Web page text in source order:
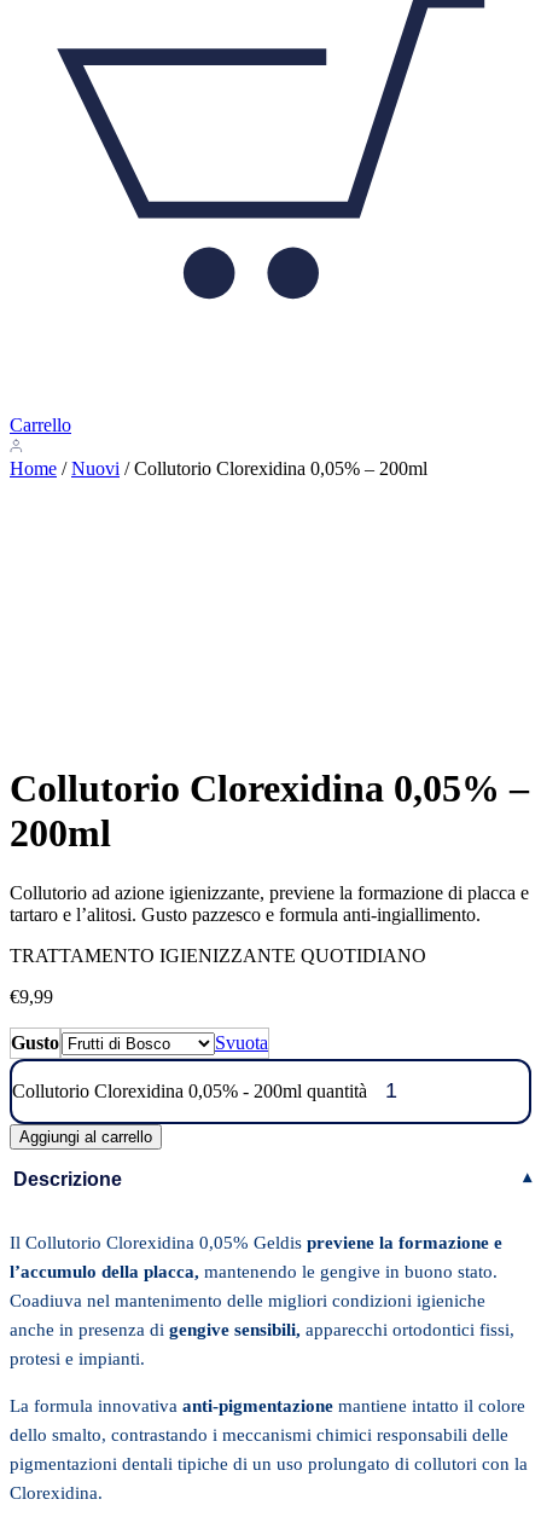
Carrello
Home /Nuovi / Collutorio Clorexidina 0,05% – 200ml
Collutorio Clorexidina 0,05% –
200ml
Collutorio ad azione igienizzante, previene la formazione di placca e
tartaro e l’alitosi. Gusto pazzesco e formula anti-ingiallimento.
TRATTAMENTO IGIENIZZANTE QUOTIDIANO
€9,99
Gusto Svuota
Collutorio Clorexidina 0,05% - 200ml quantità
Aggiungi al carrello
Descrizione ▾
Il Collutorio Clorexidina 0,05% Geldis previene la formazione e
l’accumulo della placca, mantenendo le gengive in buono stato.
Coadiuva nel mantenimento delle migliori condizioni igieniche
anche in presenza di gengive sensibili, apparecchi ortodontici fissi,
protesi e impianti.
La formula innovativa anti-pigmentazione mantiene intatto il colore
dello smalto, contrastando i meccanismi chimici responsabili delle
pigmentazioni dentali tipiche di un uso prolungato di collutori con la
Clorexidina.